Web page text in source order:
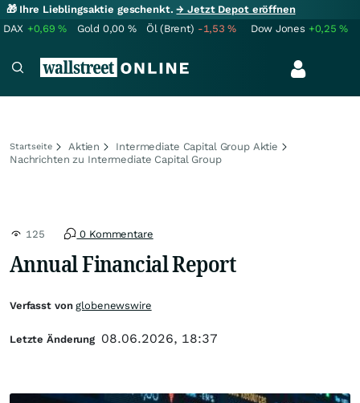
🎁 Ihre Lieblingsaktie geschenkt.→ Jetzt Depot eröffnen
DAX +0,69% Gold 0,00 % Öl (Brent) -1,53% Dow Jones +0,25%
Startseite Aktien
Intermediate Capital Group Aktie
Nachrichten zu Intermediate Capital Group
125 0 Kommentare
Annual Financial Report
Verfasst vonglobenewswire
Letzte Änderung 08.06.2026, 18:37